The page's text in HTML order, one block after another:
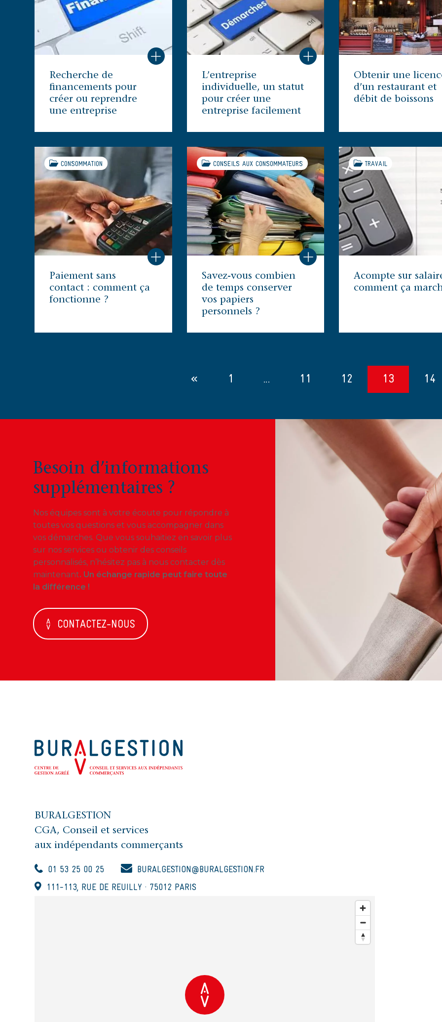
Recherche de
financements pour
créer ou reprendre
une entreprise
L’entreprise
individuelle, un statut
pour créer une
entreprise facilement
Obtenir une
d’un restaurant et
débit de boissons
CONSOMMATION
Paiement sans
contact : comment ça
fonctionne ?
CONSEILS AUX CONSOMMATEURS
Savez-vous combien
de temps conserver
vos papiers
personnels ?
TRAVAIL
Acompte sur
comment ça
« 1 … 11 12 13 14
Besoin d’informations
supplémentaires ?
Nos équipes sont à votre écoute pour répondre à
toutes vos questions et vous accompagner dans
vos démarches. Que vous souhaitiez en savoir plus
sur nos services ou obtenir des conseils
personnalisés, n’hésitez pas à nous contacter dès
maintenant. Un échange rapide peut faire toute
la différence !
CONTACTEZ-NOUS
BURALGESTION
CGA, Conseil et services
aux indépendants commerçants
01 53 25 00 25
BURALGESTION@BURALGESTION.FR
111-113, RUE DE REUILLY · 75012 PARIS